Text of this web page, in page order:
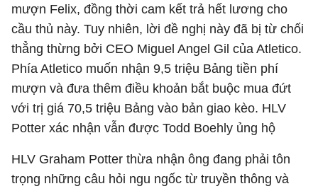
mượn Felix, đồng thời cam kết trả hết lương cho
cầu thủ này. Tuy nhiên, lời đề nghị này đã bị từ chối
thẳng thừng bởi CEO Miguel Angel Gil của Atletico.
Phía Atletico muốn nhận 9,5 triệu Bảng tiền phí
mượn và đưa thêm điều khoản bắt buộc mua đứt
với trị giá 70,5 triệu Bảng vào bản giao kèo. HLV
Potter xác nhận vẫn được Todd Boehly ủng hộ
HLV Graham Potter thừa nhận ông đang phải tôn
trọng những câu hỏi ngu ngốc từ truyền thông và